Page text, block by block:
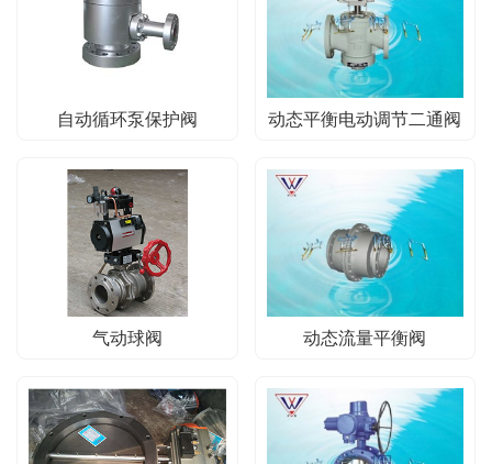
自动循环泵保护阀 动态平衡电动调节二通阀
气动球阀 动态流量平衡阀